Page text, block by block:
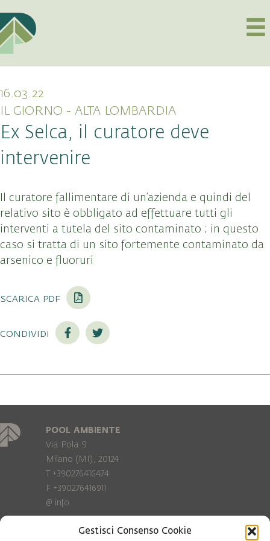
Gestisci Consenso Cookie
16.03.22
IL GIORNO - ALTA LOMBARDIA
Ex Selca, il curatore deve
intervenire
Il curatore fallimentare di un’azienda e quindi del
relativo sito è obbligato ad effettuare tutti gli
interventi a tutela del sito contaminato ; in questo
caso si tratta di un sito fortemente contaminato da
arsenico e fluoruri
scarica pdf
condividi
POOL AMBIENTE
Via Pola 9
Milano (MI), 20124
T +390276416474
F +390276416911
@ info
Privacy Policy